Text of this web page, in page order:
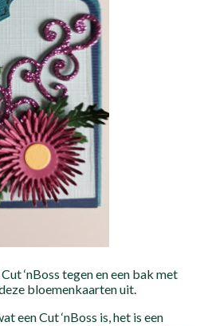
‘nBoss tegen en een bak met
bloemenkaarten uit.
een Cut ‘nBoss is, het is een